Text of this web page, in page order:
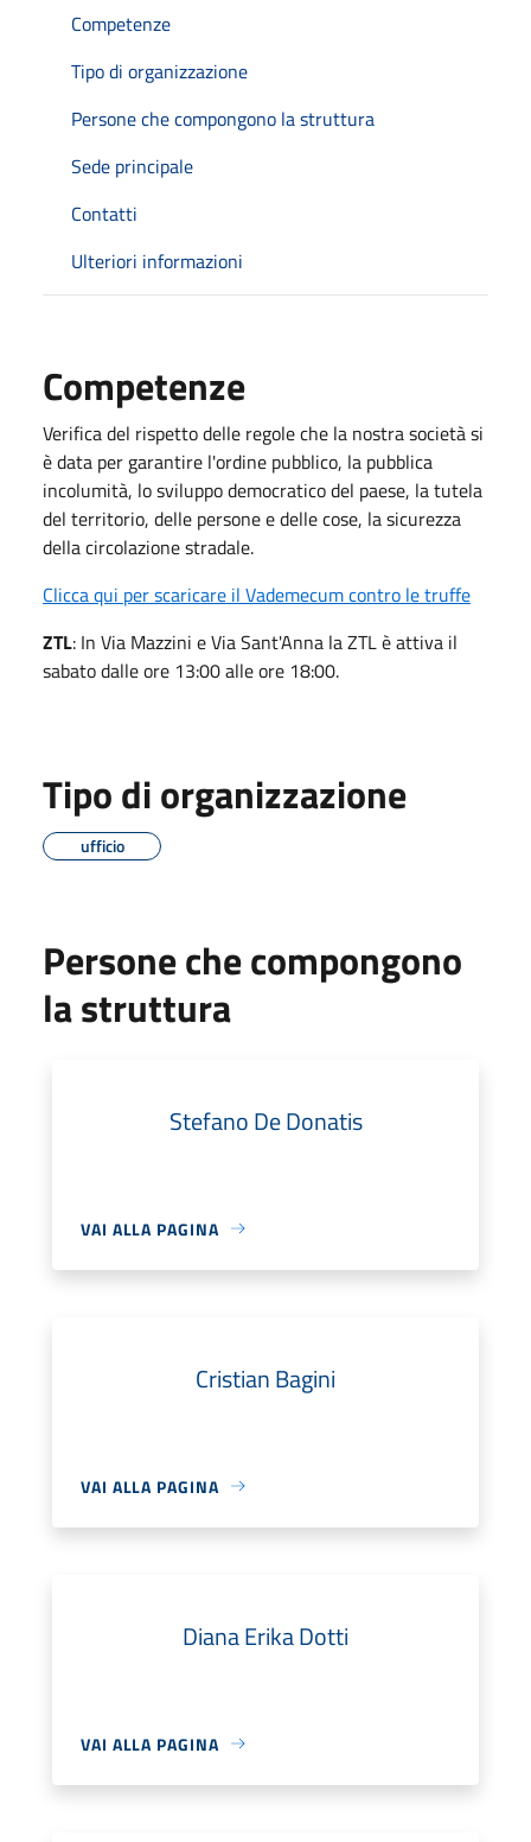
Competenze
Tipo di organizzazione
Persone che compongono la struttura
Sede principale
Contatti
Ulteriori informazioni
Competenze
Verifica del rispetto delle regole che la nostra società si
è data per garantire l'ordine pubblico, la pubblica
incolumità, lo sviluppo democratico del paese, la tutela
del territorio, delle persone e delle cose, la sicurezza
della circolazione stradale.
Clicca qui per scaricare il Vademecum contro le truffe
ZTL: In Via Mazzini e Via Sant'Anna la ZTL è attiva il
sabato dalle ore 13:00 alle ore 18:00.
Tipo di organizzazione
ufficio
Persone che compongono
la struttura
Stefano De Donatis
VAI ALLA PAGINA
Cristian Bagini
VAI ALLA PAGINA
Diana Erika Dotti
VAI ALLA PAGINA